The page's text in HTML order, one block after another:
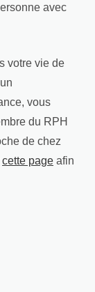
avec
votre vie de
vous
du RPH
de chez
cette page afin